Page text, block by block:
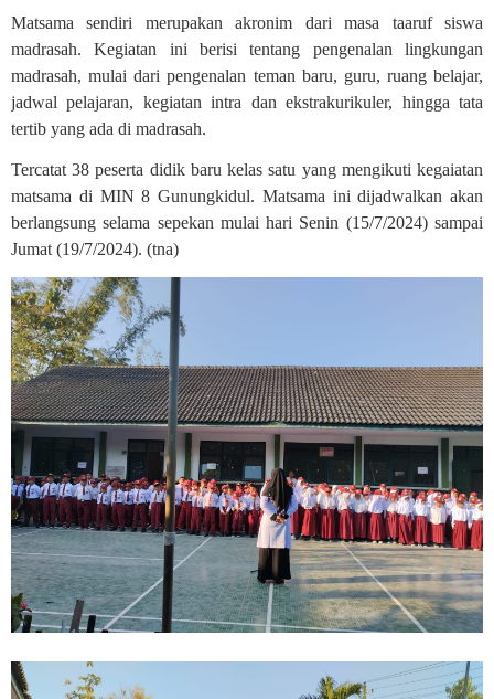
Matsama sendiri merupakan akronim dari masa taaruf siswa
madrasah. Kegiatan ini berisi tentang pengenalan lingkungan
madrasah, mulai dari pengenalan teman baru, guru, ruang belajar,
jadwal pelajaran, kegiatan intra dan ekstrakurikuler, hingga tata
tertib yang ada di madrasah.
Tercatat 38 peserta didik baru kelas satu yang mengikuti kegaiatan
matsama di MIN 8 Gunungkidul. Matsama ini dijadwalkan akan
berlangsung selama sepekan mulai hari Senin (15/7/2024) sampai
Jumat (19/7/2024). (tna)